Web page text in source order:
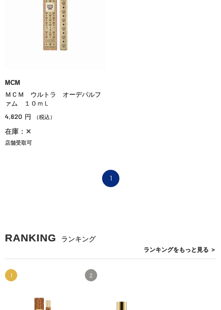
MCM
ＭＣＭ ウルトラ オーデパルフ
ァム １０ｍＬ
4,620 円 （税込）
在庫：✕
店舗受取可
1
RANKING ランキング
ランキングをもっと見る ＞
1 2